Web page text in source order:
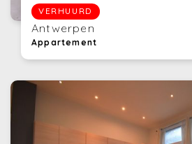
VERHUURD
Antwerpen
Appartement